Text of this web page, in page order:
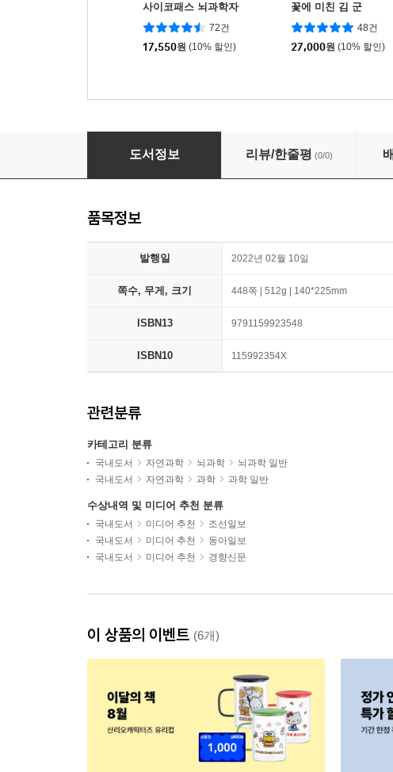
사이코패스 뇌과학자
72건
17,550원 (10% 할인)
꽃에 미친 김 군
48건
27,000원 (10% 할인)
사로잡힌 사람들
도서정보 리뷰/한줄평 (0/0)
품목정보
발행일 2022년 02월 10일
쪽수, 무게, 크기 448쪽 | 512g | 140*225mm
ISBN13 9791159923548
ISBN10 115992354X
관련분류
카테고리 분류
국내도서 자연과학 뇌과학
뇌과학 일반
국내도서
자연과학 과학 과학 일반
수상내역 및 미디어 추천 분류
국내도서 미디어 추천
조선일보
국내도서
미디어 추천
동아일보
국내도서
미디어 추천 경향신문
이 상품의 이벤트 (6개)